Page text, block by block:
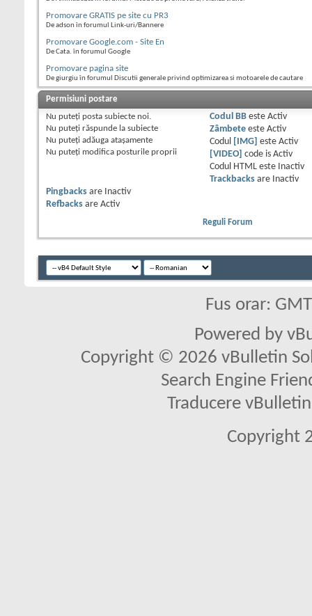
Promovare GRATIS pe site cu PR3
De adson în forumul Link-uri/Bannere
Promovare Google.com - Site En
De Cata. în forumul Google
Promovare pagina site
De giurgiu în forumul Discutii generale privind optimizarea si motoarele de cautare
Permisiuni postare
Nu puteţi posta subiecte noi.
Nu puteţi răspunde la subiecte
Nu puteţi adăuga ataşamente
Nu puteţi modifica posturile proprii
Codul BBeste Activ
Zâmbeteeste Activ
Codul
[IMG] este Activ
[VIDEO]
code is Activ
Codul HTML este
Inactiv
Trackbacksare
Inactiv
Pingbacks are
Inactiv
Refbacks are Activ
Reguli Forum
Fus orar:
Powered by
Copyright © 2026 vBulletin
Search Engine
Traducere
Copyright